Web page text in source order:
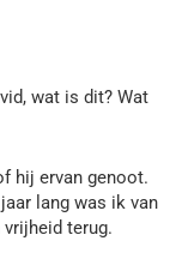
wat is dit? Wat
hij ervan genoot.
lang was ik van
terug.